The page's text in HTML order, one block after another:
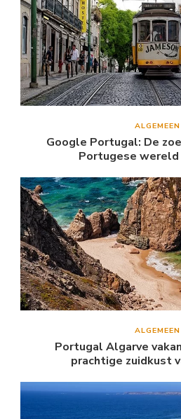
ALGEMEEN
Google Portugal: De
Portugese wereld
ALGEMEEN
Portugal Algarve
prachtige zuidkust